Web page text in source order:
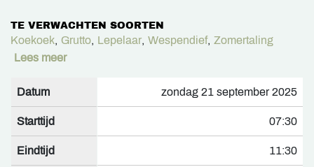
TE VERWACHTEN SOORTEN
Koekoek, Grutto, Lepelaar, Wespendief, Zomertaling
Lees meer
Datum zondag 21 september 2025
Starttijd 07:30
Eindtijd 11:30